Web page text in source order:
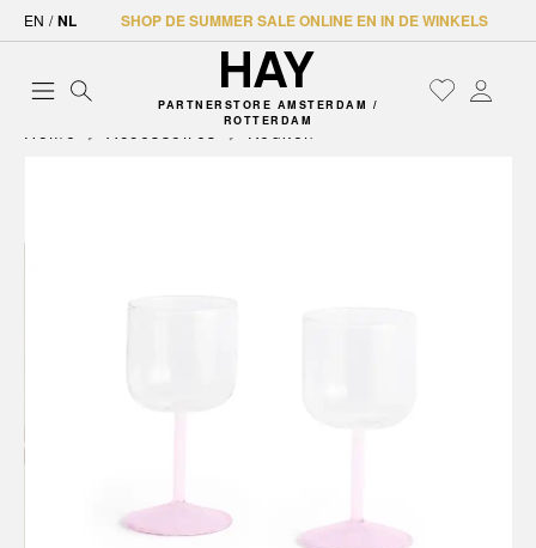
EN / NL SHOP DE SUMMER SALE ONLINE EN IN DE WINKELS
PARTNERSTORE AMSTERDAM /
ROTTERDAM
Home Accessoires Keuken